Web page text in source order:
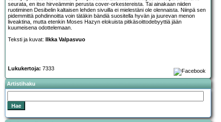
seurata, en itse hirveämmin perusta cover-orkestereista. Tai ainakaan niiden
ruotiminen Desibelin kaltaisen lehden sivuilla ei mielestäni ole olennaista. Niinpä sen
pidemmittä pohdinnoitta voin tätäkin bändiä suositella hyvän ja juurevan menon
liveaktina, mutta etenkin Moses Hazyn elokuista pitkäsoittodebyyttiä jään
kuumeisena odottelemaan.
Teksti ja kuvat:
Ilkka Valpasvuo
Lukukertoja: 7333
Artistihaku